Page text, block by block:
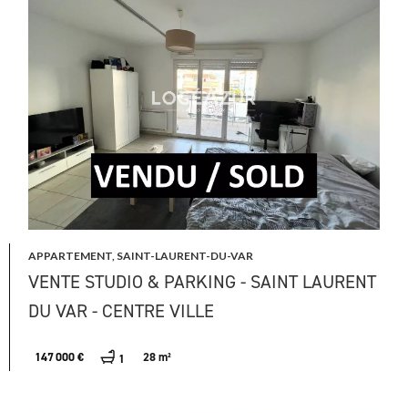
APPARTEMENT, SAINT-LAURENT-DU-VAR
VENTE STUDIO & PARKING - SAINT LAURENT
DU VAR - CENTRE VILLE
147 000 € 1 28 m²